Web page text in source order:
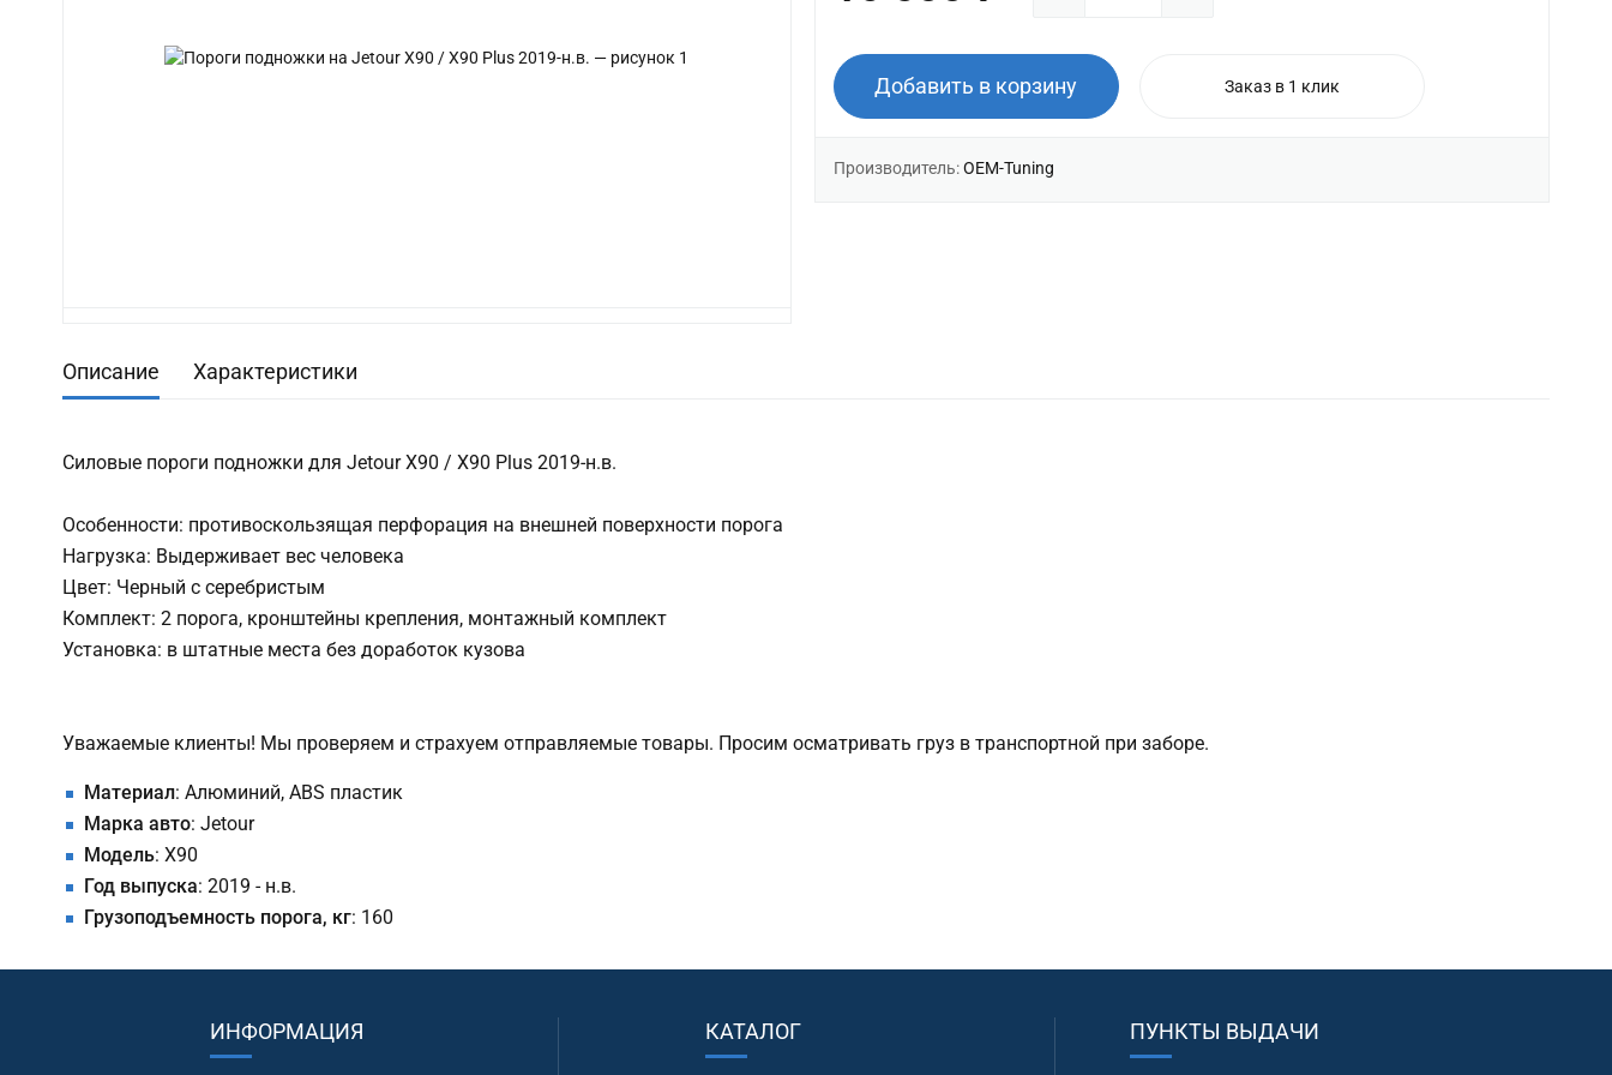
Добавить в корзину Заказ в 1 клик
Производитель:OEM-Tuning
Описание Характеристики
Силовые пороги подножки для Jetour X90 / X90 Plus 2019-н.в.
Особенности: противоскользящая перфорация на внешней поверхности порога
Нагрузка: Выдерживает вес человека
Цвет: Черный с серебристым
Комплект: 2 порога, кронштейны крепления, монтажный комплект
Установка: в штатные места без доработок кузова
Уважаемые клиенты! Мы проверяем и страхуем отправляемые товары. Просим осматривать груз в транспортной при заборе.
Материал: Алюминий, ABS пластик
Марка авто: Jetour
Модель: X90
Год выпуска: 2019 - н.в.
Грузоподъемность порога, кг: 160
ИНФОРМАЦИЯ КАТАЛОГ ПУНКТЫ ВЫДАЧИ